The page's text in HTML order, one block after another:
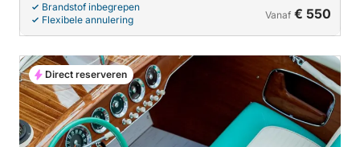
Brandstof inbegrepen
Flexibele annulering
Vanaf € 550
Direct reserveren